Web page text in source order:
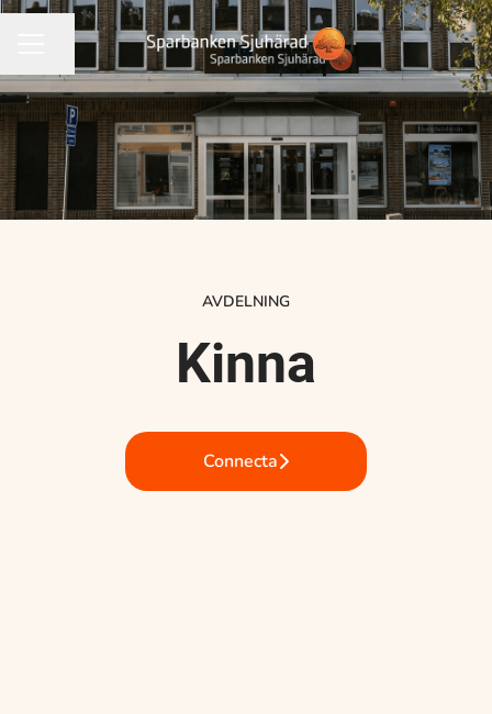
KARRIÄRMENY
Dela sidan
AVDELNING
Kinna
Connecta